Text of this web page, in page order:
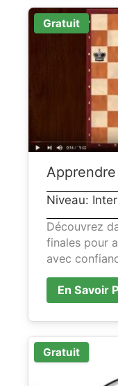
Gratuit
Niveau:
Découvrez
finales pour
avec
En Savoir
Gratuit